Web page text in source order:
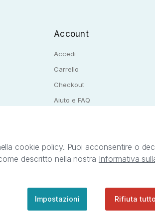
Account
Accedi
Carrello
Checkout
Aiuto e FAQ
è titolare di tutti i diritti di proprietà intellettuale
cookie policy. Puoi acconsentire o
descritto nella nostra Informativa
Impostazioni Rifiuta tutto